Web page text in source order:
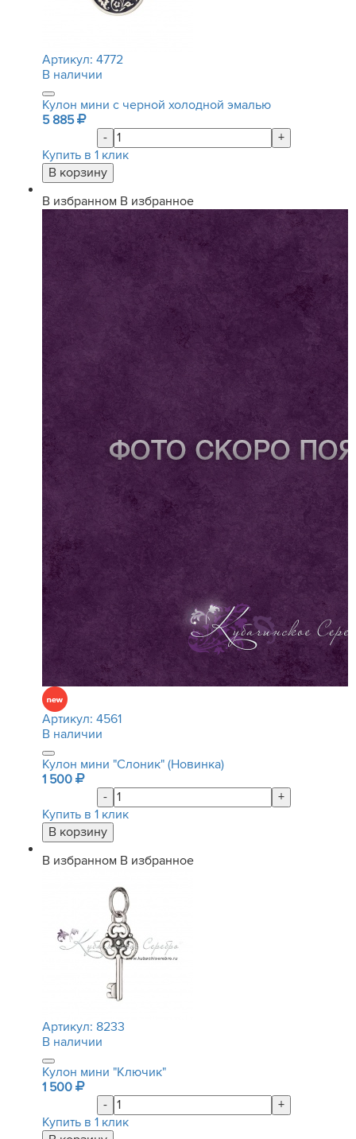
Артикул: 4772
В наличии
Кулон мини с черной холодной эмалью
5 885
-
+
Купить в 1 клик
В избранном В избранное
Артикул: 4561
В наличии
Кулон мини "Слоник" (Новинка)
1 500
-
+
Купить в 1 клик
В избранном В избранное
Артикул: 8233
В наличии
Кулон мини "Ключик"
1 500
-
+
Купить в 1 клик